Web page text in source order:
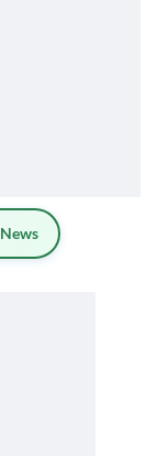
News